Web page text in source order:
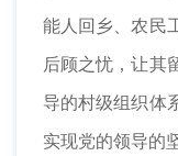
能人回乡、农民
后顾之忧，让其
导的村级组织体
实现党的领导的